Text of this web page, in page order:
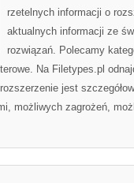
rzetelnych informacji o
aktualnych informacji ze
rozwiązań. Polecamy
Na Filetypes.pl
jest
możliwych zagrożeń,